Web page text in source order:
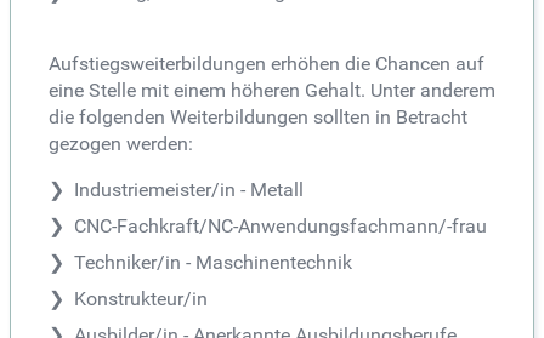
Aufstiegsweiterbildungen erhöhen die Chancen auf
eine Stelle mit einem höheren Gehalt. Unter anderem
die folgenden Weiterbildungen sollten in Betracht
gezogen werden:
Industriemeister/in - Metall
CNC-Fachkraft/NC-Anwendungsfachmann/-frau
Techniker/in - Maschinentechnik
Konstrukteur/in